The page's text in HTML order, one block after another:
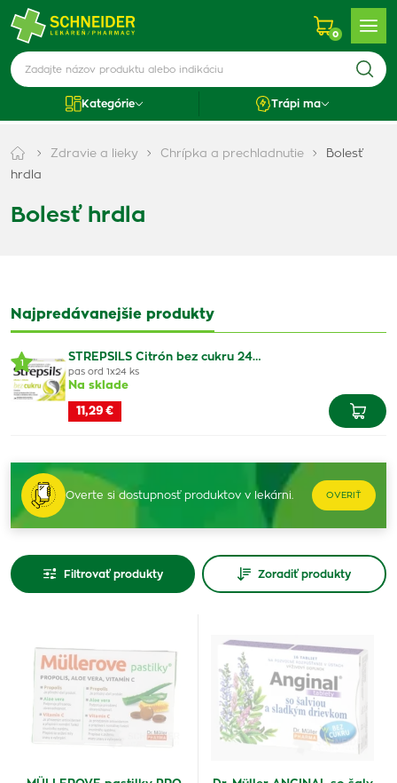
0
Kategórie Trápi ma
Zdravie a lieky Chrípka a prechladnutie
Bolesť
hrdla
Bolesť hrdla
Najpredávanejšie produkty
1 STREPSILS Citrón bez cukru 24…
pas ord 1x24 ks
Na sklade
11,29 €
Overte si dostupnosť produktov v lekárni. OVERIŤ
Filtrovať produkty Zoradiť produkty